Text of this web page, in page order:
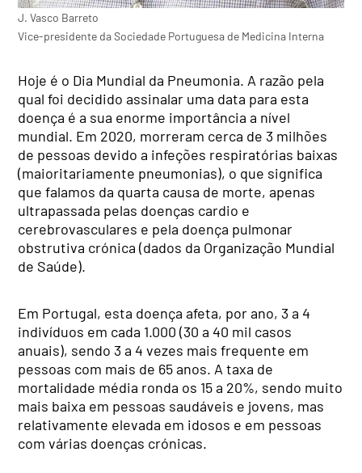
J. Vasco Barreto
Vice-presidente da Sociedade Portuguesa de Medicina Interna
Hoje é o Dia Mundial da Pneumonia. A razão pela
qual foi decidido assinalar uma data para esta
doença é a sua enorme importância a nível
mundial. Em 2020, morreram cerca de 3 milhões
de pessoas devido a infeções respiratórias baixas
(maioritariamente pneumonias), o que significa
que falamos da quarta causa de morte, apenas
ultrapassada pelas doenças cardio e
cerebrovasculares e pela doença pulmonar
obstrutiva crónica (dados da Organização Mundial
de Saúde).
Em Portugal, esta doença afeta, por ano, 3 a 4
indivíduos em cada 1.000 (30 a 40 mil casos
anuais), sendo 3 a 4 vezes mais frequente em
pessoas com mais de 65 anos. A taxa de
mortalidade média ronda os 15 a 20%, sendo muito
mais baixa em pessoas saudáveis e jovens, mas
relativamente elevada em idosos e em pessoas
com várias doenças crónicas.